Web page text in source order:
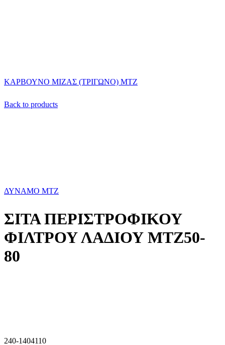
ΚΑΡΒΟΥΝΟ ΜΙΖΑΣ (ΤΡΙΓΩΝΟ) ΜΤΖ
Back to products
ΔΥΝΑΜΟ ΜΤΖ
ΣΙΤΑ ΠΕΡΙΣΤΡΟΦΙΚΟΥ
ΦΙΛΤΡΟΥ ΛΑΔΙΟΥ ΜΤΖ50-
80
240-1404110